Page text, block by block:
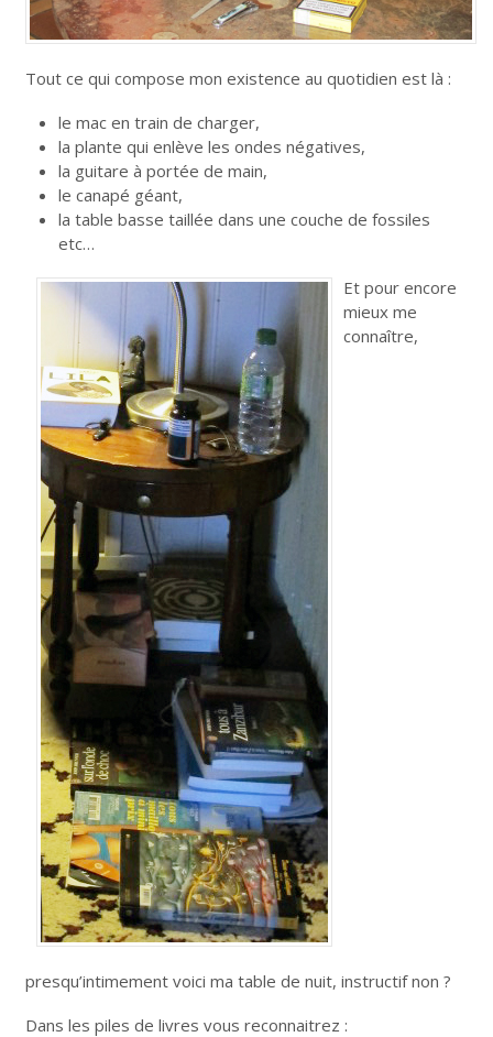
Tout ce qui compose mon existence au quotidien est là :
le mac en train de charger,
la plante qui enlève les ondes négatives,
la guitare à portée de main,
le canapé géant,
la table basse taillée dans une couche de fossiles
etc…
Et pour encore
mieux me
connaître,
presqu’intimement voici ma table de nuit, instructif non ?
Dans les piles de livres vous reconnaitrez :